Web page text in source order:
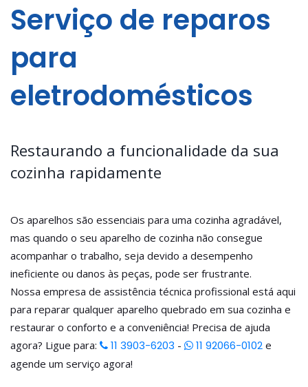
Serviço de reparos
para
eletrodomésticos
Restaurando a funcionalidade da sua
cozinha rapidamente
Os aparelhos são essenciais para uma cozinha agradável,
mas quando o seu aparelho de cozinha não consegue
acompanhar o trabalho, seja devido a desempenho
ineficiente ou danos às peças, pode ser frustrante.
Nossa empresa de assistência técnica profissional está aqui
para reparar qualquer aparelho quebrado em sua cozinha e
restaurar o conforto e a conveniência! Precisa de ajuda
agora? Ligue para:
11 3903-6203 - 11 92066-0102 e
agende um serviço agora!